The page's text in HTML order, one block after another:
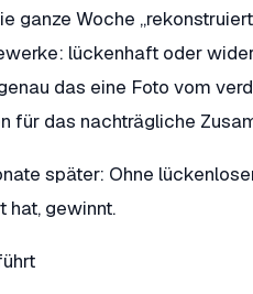
ganze Woche
lückenhaft oder
das eine Foto vom
für das nachträgliche
später: Ohne
hat, gewinnt.